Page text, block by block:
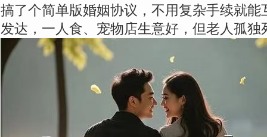
搞了个简单版婚姻协议，不用复杂手续就
发达，一人食、宠物店生意好，但老人孤独